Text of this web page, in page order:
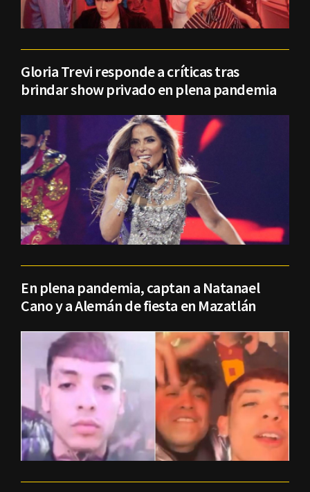
Gloria Trevi responde a críticas tras
brindar show privado en plena pandemia
En plena pandemia, captan a Natanael
Cano y a Alemán de fiesta en Mazatlán